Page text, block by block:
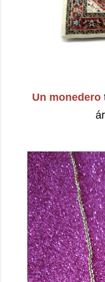
Un monedero